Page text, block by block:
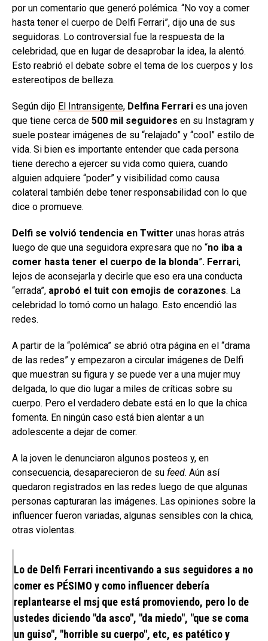
por un comentario que generó polémica. “No voy a comer
hasta tener el cuerpo de Delfi Ferrari”, dijo una de sus
seguidoras. Lo controversial fue la respuesta de la
celebridad, que en lugar de desaprobar la idea, la alentó.
Esto reabrió el debate sobre el tema de los cuerpos y los
estereotipos de belleza.
Según dijo El Intransigente, Delfina Ferrari es una joven
que tiene cerca de 500 mil seguidores en su Instagram y
suele postear imágenes de su “relajado” y “cool” estilo de
vida. Si bien es importante entender que cada persona
tiene derecho a ejercer su vida como quiera, cuando
alguien adquiere “poder” y visibilidad como causa
colateral también debe tener responsabilidad con lo que
dice o promueve.
Delfi se volvió tendencia en Twitter unas horas atrás
luego de que una seguidora expresara que no “no iba a
comer hasta tener el cuerpo de la blonda”. Ferrari,
lejos de aconsejarla y decirle que eso era una conducta
“errada”, aprobó el tuit con emojis de corazones. La
celebridad lo tomó como un halago. Esto encendió las
redes.
A partir de la “polémica” se abrió otra página en el “drama
de las redes” y empezaron a circular imágenes de Delfi
que muestran su figura y se puede ver a una mujer muy
delgada, lo que dio lugar a miles de críticas sobre su
cuerpo. Pero el verdadero debate está en lo que la chica
fomenta. En ningún caso está bien alentar a un
adolescente a dejar de comer.
A la joven le denunciaron algunos posteos y, en
consecuencia, desaparecieron de su feed. Aún así
quedaron registrados en las redes luego de que algunas
personas capturaran las imágenes. Las opiniones sobre la
influencer fueron variadas, algunas sensibles con la chica,
otras violentas.
Lo de Delfi Ferrari incentivando a sus seguidores a no
comer es PÉSIMO y como influencer debería
replantearse el msj que está promoviendo, pero lo de
ustedes diciendo "da asco", "da miedo", "que se coma
un guiso", "horrible su cuerpo", etc, es patético y